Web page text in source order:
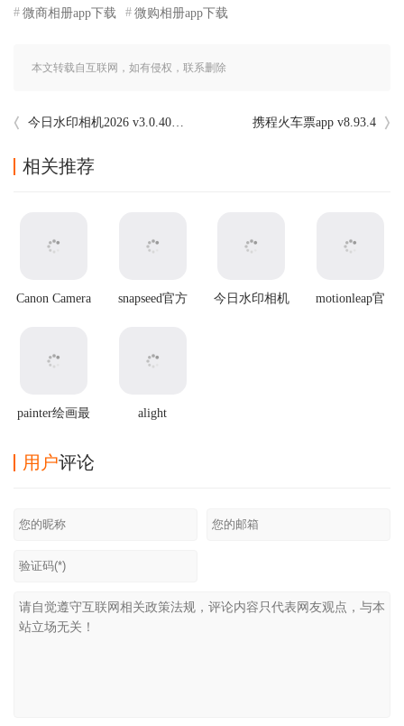
微商相册app下载 微购相册app下载
本文转载自互联网，如有侵权，联系删除
今日水印相机2026 v3.0.400.4最新版本 携程火车票app v8.93.4
相关推荐
Canon Camera
snapseed官方
今日水印相机
motionleap官
painter绘画最
alight
用户评论